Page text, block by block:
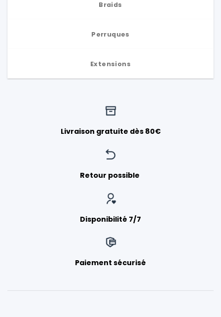
Braids
Perruques
Extensions
Livraison gratuite dès 80€
Retour possible
Disponibilité 7/7
Paiement sécurisé